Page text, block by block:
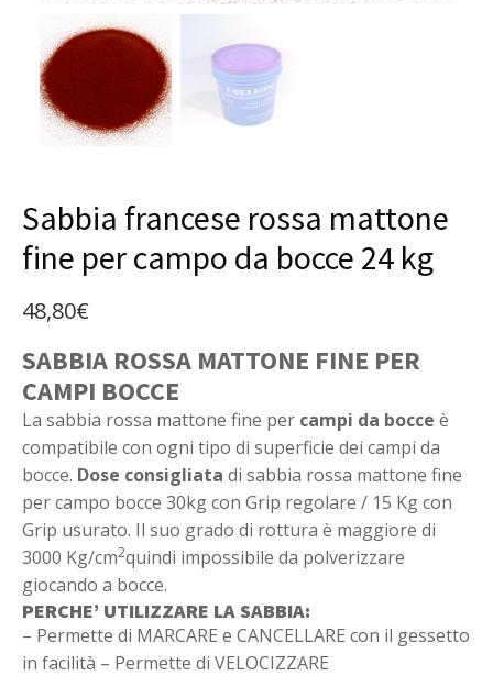
Sabbia francese rossa mattone
fine per campo da bocce 24 kg
48,80€
SABBIA ROSSA MATTONE FINE PER
CAMPI BOCCE
La sabbia rossa mattone fine per campi da bocce è
compatibile con ogni tipo di superficie dei campi da
bocce. Dose consigliata di sabbia rossa mattone fine
per campo bocce 30kg con Grip regolare / 15 Kg con
Grip usurato. Il suo grado di rottura è maggiore di
3000 Kg/cm2quindi impossibile da polverizzare
giocando a bocce.
PERCHE’ UTILIZZARE LA SABBIA:
– Permette di MARCARE e CANCELLARE con il gessetto
in facilità – Permette di VELOCIZZARE